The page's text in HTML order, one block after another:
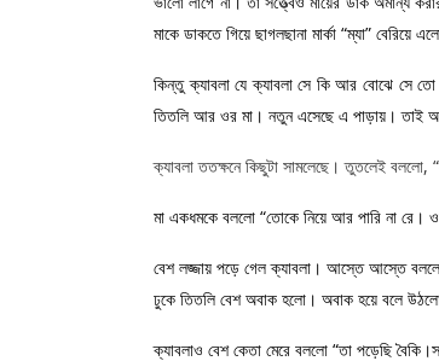
মাকে ডাকতে গিয়ে ছাগলছানা মার্কা “ম্যা”
কিন্তু ক্যাবলা যে ক্যাবলা সে কি আর বোঝে সে তো
তিতলি আর ওর মা। নতুন এসেছে এ পাড়ায়। তাই
ক্যাবলা ততক্ষনে কিছুটা সামলেছে। তুতলেই
মা একধমকে বললো “তোকে নিয়ে আর পারি না রে।
বেশ লজ্জায় পড়ে গেল ক্যাবলা। আস্তে আস্তে
ঢুকে তিতলি বেশ অবাক হলো। অবাক হয়ে বলে
ক্যাবলাও বেশ কেতা মেরে বললো “তা পড়েছি